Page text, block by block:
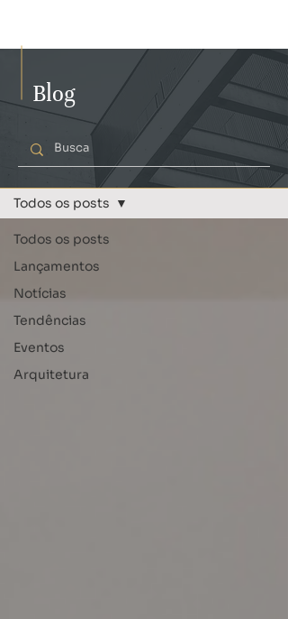
BLOG
Todos os posts
Lançamentos
Notícias
Tendências
Eventos
Arquitetura
Todos os posts
Blog